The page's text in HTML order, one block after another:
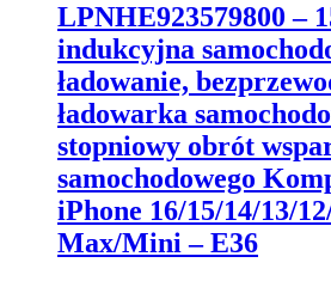
LPNHE923579800 –
indukcyjna
ładowanie,
ładowarka
stopniowy obrót
samochodowego
iPhone 16/15/14/13/
Max/Mini – E36